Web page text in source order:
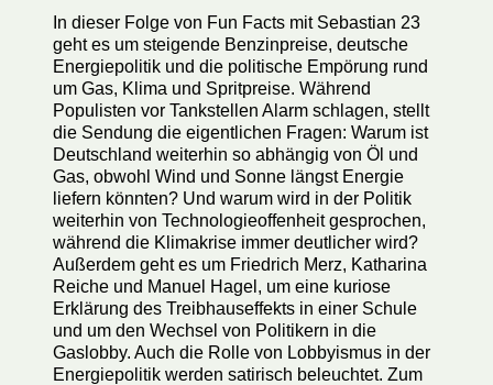
In dieser Folge von Fun Facts mit Sebastian 23
geht es um steigende Benzinpreise, deutsche
Energiepolitik und die politische Empörung rund
um Gas, Klima und Spritpreise. Während
Populisten vor Tankstellen Alarm schlagen, stellt
die Sendung die eigentlichen Fragen: Warum ist
Deutschland weiterhin so abhängig von Öl und
Gas, obwohl Wind und Sonne längst Energie
liefern könnten? Und warum wird in der Politik
weiterhin von Technologieoffenheit gesprochen,
während die Klimakrise immer deutlicher wird?
Außerdem geht es um Friedrich Merz, Katharina
Reiche und Manuel Hagel, um eine kuriose
Erklärung des Treibhauseffekts in einer Schule
und um den Wechsel von Politikern in die
Gaslobby. Auch die Rolle von Lobbyismus in der
Energiepolitik werden satirisch beleuchtet. Zum